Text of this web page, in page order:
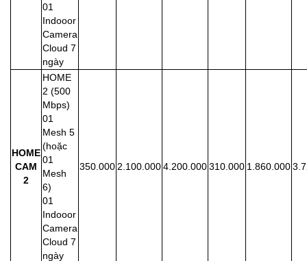
01
Indooor
Camera
Cloud 7
ngày
HOME
CAM
2
HOME
2 (500
Mbps)
01
Mesh 5
(hoặc
01
Mesh
6)
01
Indooor
Camera
Cloud 7
ngày
350.0002.100.0004.200.000310.000 1.860.000